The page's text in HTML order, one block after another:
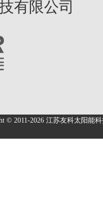
有限公司
© 2011-2026 江苏友科太阳能